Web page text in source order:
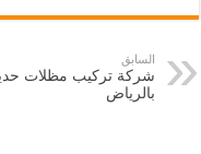
السابق
شركة تركيب مظلات
بالرياض